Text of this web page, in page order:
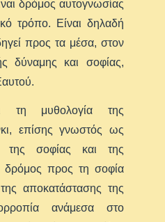
δρόμος αυτογνωσίας
τρόπο. Είναι δηλαδή
προς τα μέσα, στον
δύναμης και σοφίας,
τη μυθολογία της
επίσης γνωστός ως
σοφίας και της
προς τη σοφία
αποκατάστασης της
ανάμεσα στο